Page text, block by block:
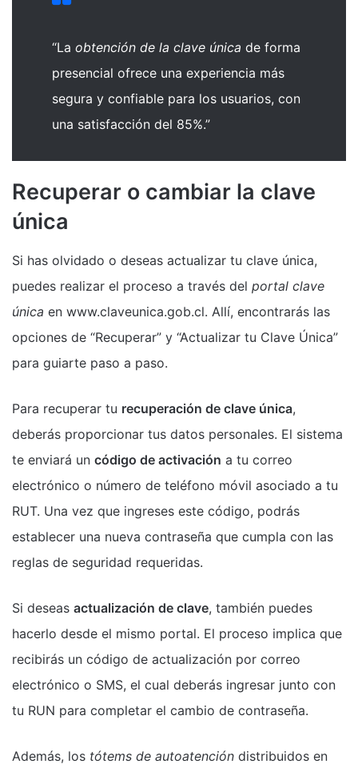
“La obtención de la clave única de forma
presencial ofrece una experiencia más
segura y confiable para los usuarios, con
una satisfacción del 85%.”
Recuperar o cambiar la clave
única
Si has olvidado o deseas actualizar tu clave única,
puedes realizar el proceso a través del portal clave
única en www.claveunica.gob.cl. Allí, encontrarás las
opciones de “Recuperar” y “Actualizar tu Clave Única”
para guiarte paso a paso.
Para recuperar tu recuperación de clave única,
deberás proporcionar tus datos personales. El sistema
te enviará un código de activación a tu correo
electrónico o número de teléfono móvil asociado a tu
RUT. Una vez que ingreses este código, podrás
establecer una nueva contraseña que cumpla con las
reglas de seguridad requeridas.
Si deseas actualización de clave, también puedes
hacerlo desde el mismo portal. El proceso implica que
recibirás un código de actualización por correo
electrónico o SMS, el cual deberás ingresar junto con
tu RUN para completar el cambio de contraseña.
Además, los tótems de autoatención distribuidos en